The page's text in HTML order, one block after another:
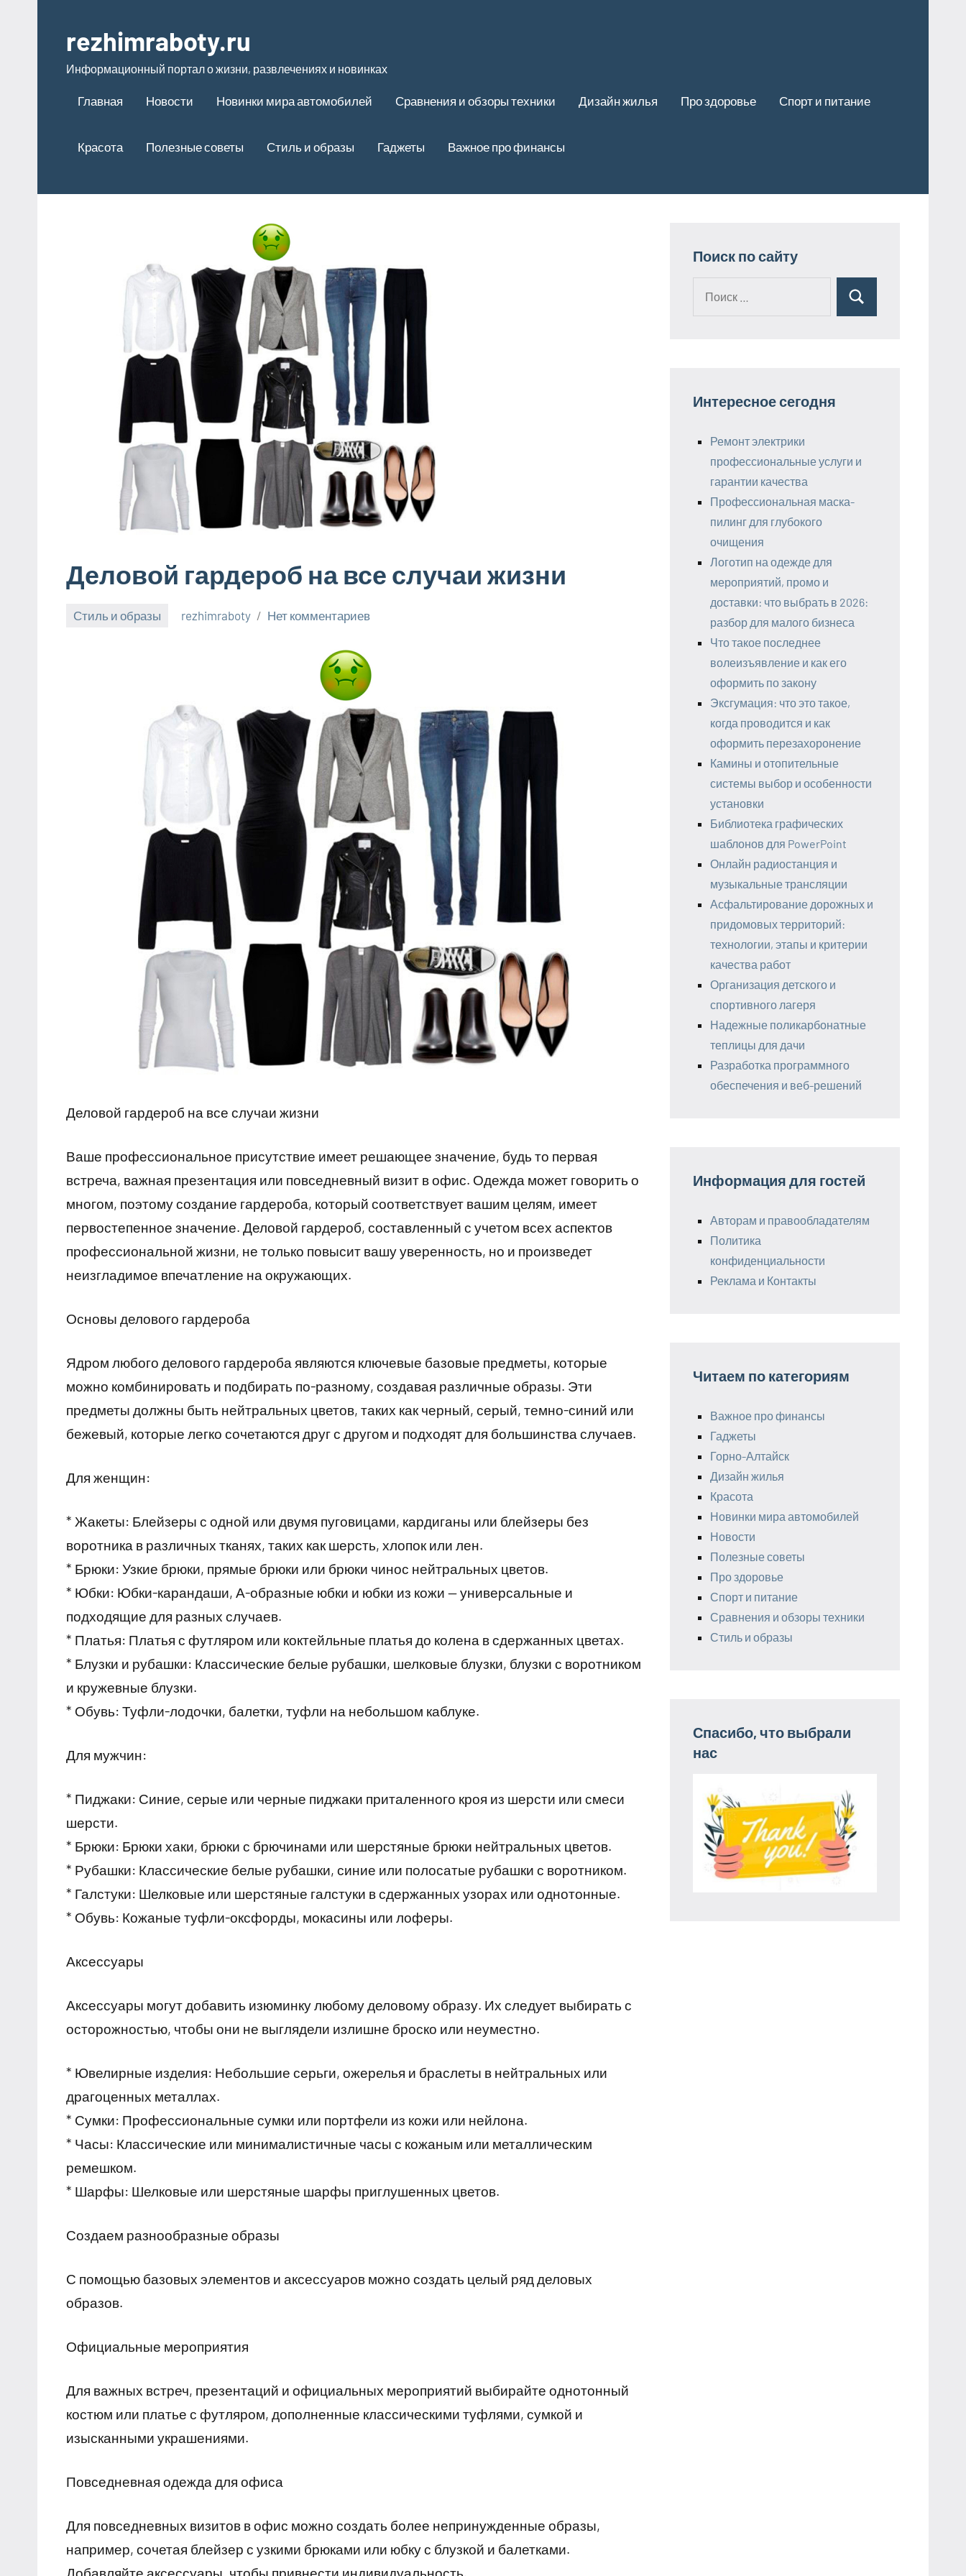
содержимому
rezhimraboty.ru
Информационный портал о жизни, развлечениях и новинках
Главная Новости Новинки мира автомобилей Сравнения и обзоры техники Дизайн жилья Про здоровье Спорт и питание
Красота Полезные советы Стиль и образы Гаджеты Важное про финансы
Деловой гардероб на все случаи жизни
Стиль и образы rezhimraboty Нет комментариев
Деловой гардероб на все случаи жизни
Ваше профессиональное присутствие имеет решающее значение, будь то первая
встреча, важная презентация или повседневный визит в офис. Одежда может говорить о
многом, поэтому создание гардероба, который соответствует вашим целям, имеет
первостепенное значение. Деловой гардероб, составленный с учетом всех аспектов
профессиональной жизни, не только повысит вашу уверенность, но и произведет
неизгладимое впечатление на окружающих.
Основы делового гардероба
Ядром любого делового гардероба являются ключевые базовые предметы, которые
можно комбинировать и подбирать по-разному, создавая различные образы. Эти
предметы должны быть нейтральных цветов, таких как черный, серый, темно-синий или
бежевый, которые легко сочетаются друг с другом и подходят для большинства случаев.
Для женщин:
* Жакеты: Блейзеры с одной или двумя пуговицами, кардиганы или блейзеры без
воротника в различных тканях, таких как шерсть, хлопок или лен.
* Брюки: Узкие брюки, прямые брюки или брюки чинос нейтральных цветов.
* Юбки: Юбки-карандаши, А-образные юбки и юбки из кожи — универсальные и
подходящие для разных случаев.
* Платья: Платья с футляром или коктейльные платья до колена в сдержанных цветах.
* Блузки и рубашки: Классические белые рубашки, шелковые блузки, блузки с воротником
и кружевные блузки.
* Обувь: Туфли-лодочки, балетки, туфли на небольшом каблуке.
Для мужчин:
* Пиджаки: Синие, серые или черные пиджаки приталенного кроя из шерсти или смеси
шерсти.
* Брюки: Брюки хаки, брюки с брючинами или шерстяные брюки нейтральных цветов.
* Рубашки: Классические белые рубашки, синие или полосатые рубашки с воротником.
* Галстуки: Шелковые или шерстяные галстуки в сдержанных узорах или однотонные.
* Обувь: Кожаные туфли-оксфорды, мокасины или лоферы.
Аксессуары
Аксессуары могут добавить изюминку любому деловому образу. Их следует выбирать с
осторожностью, чтобы они не выглядели излишне броско или неуместно.
* Ювелирные изделия: Небольшие серьги, ожерелья и браслеты в нейтральных или
драгоценных металлах.
* Сумки: Профессиональные сумки или портфели из кожи или нейлона.
* Часы: Классические или минималистичные часы с кожаным или металлическим
ремешком.
* Шарфы: Шелковые или шерстяные шарфы приглушенных цветов.
Создаем разнообразные образы
С помощью базовых элементов и аксессуаров можно создать целый ряд деловых
образов.
Официальные мероприятия
Для важных встреч, презентаций и официальных мероприятий выбирайте однотонный
костюм или платье с футляром, дополненные классическими туфлями, сумкой и
изысканными украшениями.
Повседневная одежда для офиса
Для повседневных визитов в офис можно создать более непринужденные образы,
например, сочетая блейзер с узкими брюками или юбку с блузкой и балетками.
Добавляйте аксессуары, чтобы привнести индивидуальность.
Поиск по сайту
Поиск
Интересное сегодня
Ремонт электрики
профессиональные услуги и
гарантии качества
Профессиональная маска-
пилинг для глубокого
очищения
Логотип на одежде для
мероприятий, промо и
доставки: что выбрать в 2026:
разбор для малого бизнеса
Что такое последнее
волеизъявление и как его
оформить по закону
Эксгумация: что это такое,
когда проводится и как
оформить перезахоронение
Камины и отопительные
системы выбор и особенности
установки
Библиотека графических
шаблонов для PowerPoint
Онлайн радиостанция и
музыкальные трансляции
Асфальтирование дорожных и
придомовых территорий:
технологии, этапы и критерии
качества работ
Организация детского и
спортивного лагеря
Надежные поликарбонатные
теплицы для дачи
Разработка программного
обеспечения и веб-решений
Информация для гостей
Авторам и правообладателям
Политика
конфиденциальности
Реклама и Контакты
Читаем по категориям
Важное про финансы
Гаджеты
Горно-Алтайск
Дизайн жилья
Красота
Новинки мира автомобилей
Новости
Полезные советы
Про здоровье
Спорт и питание
Сравнения и обзоры техники
Стиль и образы
Спасибо, что выбрали
нас